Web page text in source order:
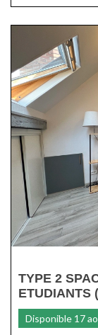
TYPE 2
ETUDIANTS
Disponible 17